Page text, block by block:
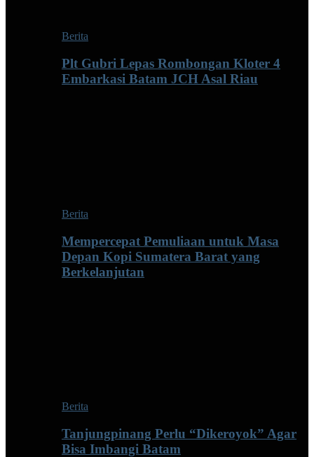
Berita
Plt Gubri Lepas Rombongan Kloter 4
Embarkasi Batam JCH Asal Riau
Berita
Mempercepat Pemuliaan untuk Masa
Depan Kopi Sumatera Barat yang
Berkelanjutan
Berita
Tanjungpinang Perlu “Dikeroyok” Agar
Bisa Imbangi Batam